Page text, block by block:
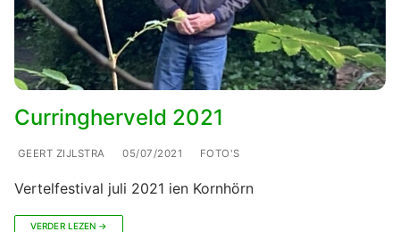
Curringherveld 2021
GEERT ZIJLSTRA 05/07/2021 FOTO'S
Vertelfestival juli 2021 ien Kornhörn
VERDER LEZEN →